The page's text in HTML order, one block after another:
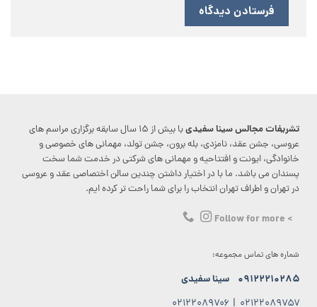
تشریفات مجالس سینا سفیدی
با بیش از ۱۵ سال سابقه برگزاری مراسم های
عروسی، جشن عقد، نامزدی، بله برون، جشن تولد، مهمانی های خصوصی و
خانوادگی، ایونت و افتتاحیه و مهمانی های شرکتی در خدمت شما سخت
پسندان می باشد. ما با در اختیار داشتن چندین سالن اختصاصی عقد و عروسی
در تهران و اطراف تهران انتخاب را برای شما راحت تر کرده ایم.
> Follow for more
شماره های تماس مجموعه:
۰۹۱۲۲۲۱۰۲۸۵ سینا سفیدی
۰۲۱۲۲۰۸۹۷۵۷ | ۰۲۱۲۲۰۸۹۷۰۶